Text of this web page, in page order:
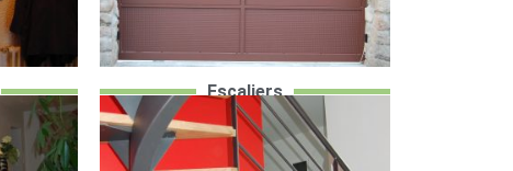
Escaliers